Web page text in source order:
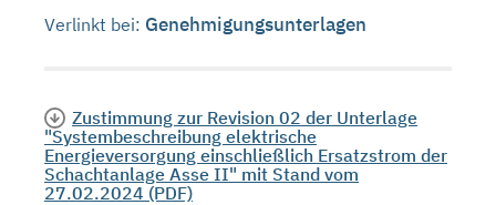
Verlinkt bei: Genehmigungsunterlagen
Zustimmung zur Revision 02 der Unterlage
"Systembeschreibung elektrische
Energieversorgung einschließlich Ersatzstrom der
Schachtanlage Asse II" mit Stand vom
27.02.2024 (PDF)